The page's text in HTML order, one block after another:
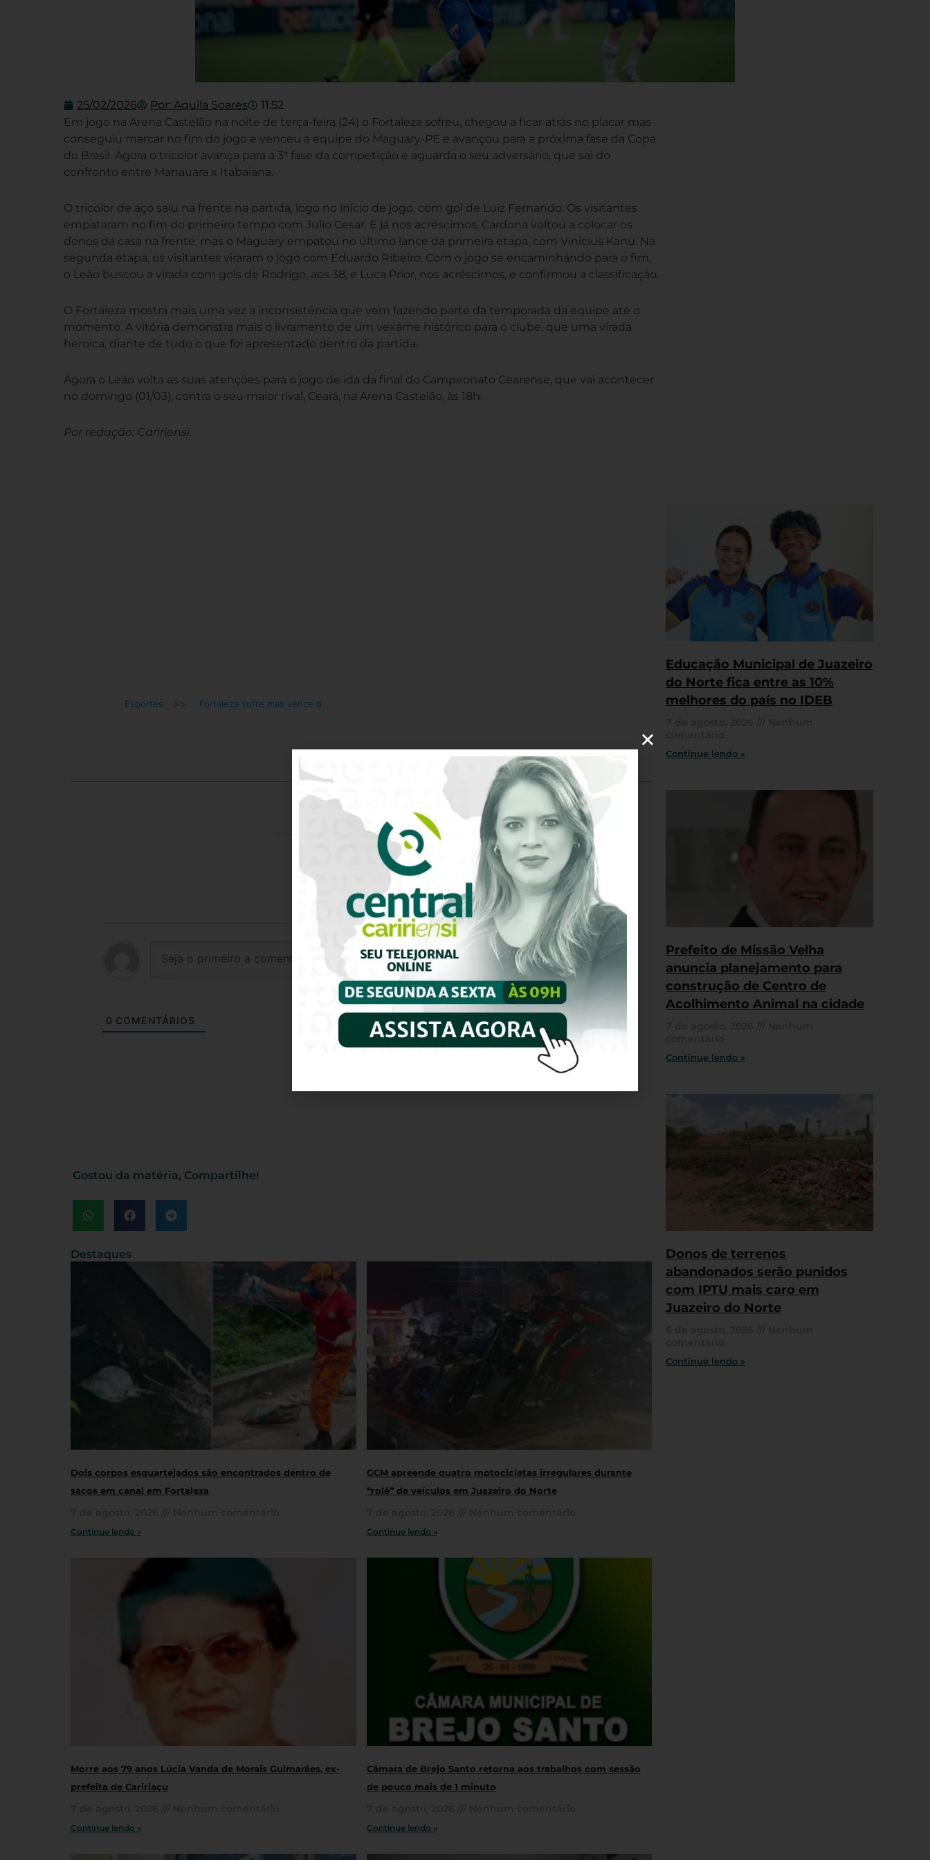
25/02/2026 Por: Aquila Soares
11:52
Em jogo na Arena Castelão na noite de terça-feira (24) o Fortaleza sofreu, chegou a ficar atrás no placar mas
conseguiu marcar no fim do jogo e venceu a equipe do Maguary-PE e avançou para a próxima fase da Copa
do Brasil. Agora o tricolor avança para a 3ª fase da competição e aguarda o seu adversário, que sai do
confronto entre Manauara x Itabaiana.
O tricolor de aço saiu na frente na partida, logo no início de jogo, com gol de Luiz Fernando. Os visitantes
empataram no fim do primeiro tempo com Julio Cesar. E já nos acréscimos, Cardona voltou a colocar os
donos da casa na frente, mas o Maguary empatou no último lance da primeira etapa, com Vinicius Kanu. Na
segunda etapa, os visitantes viraram o jogo com Eduardo Ribeiro. Com o jogo se encaminhando para o fim,
o Leão buscou a virada com gols de Rodrigo, aos 38, e Luca Prior, nos acréscimos, e confirmou a classificação.
O Fortaleza mostra mais uma vez a inconsistência que vem fazendo parte da temporada da equipe até o
momento. A vitória demonstra mais o livramento de um vexame histórico para o clube, que uma virada
heroica, diante de tudo o que foi apresentado dentro da partida.
Agora o Leão volta as suas atenções para o jogo de ida da final do Campeonato Cearense, que vai acontecer
no domingo (01/03), contra o seu maior rival, Ceará, na Arena Castelão, às 18h.
Por redação: Caririensi.
Esportes >> Fortaleza sofre mas vence o
0
Avaliação do artigo
0 COMENTÁRIOS
Gostou da matéria, Compartilhe!
Destaques
Dois corpos esquartejados são encontrados dentro de
sacos em canal em Fortaleza
Continue lendo »
GCM apreende quatro motocicletas irregulares durante
“rolê” de veículos em Juazeiro do Norte
Continue lendo »
Morre aos 79 anos Lúcia Vanda de Morais Guimarães, ex-
prefeita de Caririaçu
Continue lendo »
Câmara de Brejo Santo retorna aos trabalhos com sessão
de pouco mais de 1 minuto
Continue lendo »
Educação Municipal de Juazeiro
do Norte fica entre as 10%
melhores do país no IDEB
Continue lendo »
Prefeito de Missão Velha
anuncia planejamento para
construção de Centro de
Acolhimento Animal na cidade
Continue lendo »
Donos de terrenos
abandonados serão punidos
com IPTU mais caro em
Juazeiro do Norte
Continue lendo »